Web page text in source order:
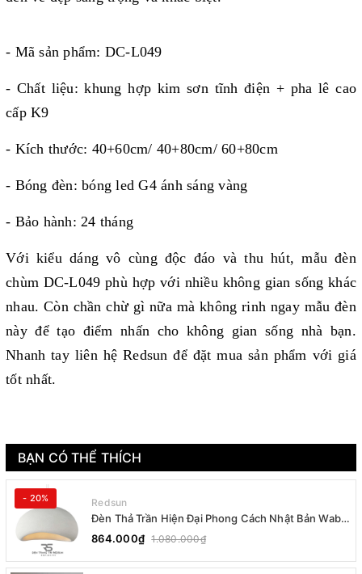
- Mã sản phẩm: DC-L049
- Chất liệu: khung hợp kim sơn tĩnh điện + pha lê cao
cấp K9
- Kích thước: 40+60cm/ 40+80cm/ 60+80cm
- Bóng đèn: bóng led G4 ánh sáng vàng
- Bảo hành: 24 tháng
Với kiểu dáng vô cùng độc đáo và thu hút, mẫu đèn
chùm DC-L049 phù hợp với nhiều không gian sống khác
nhau. Còn chần chừ gì nữa mà không rinh ngay mẫu đèn
này để tạo điểm nhấn cho không gian sống nhà bạn.
Nhanh tay liên hệ Redsun để đặt mua sản phẩm với giá
tốt nhất.
BẠN CÓ THỂ THÍCH
- 20% Redsun
Đèn Thả Trần Hiện Đại Phong Cách Nhật Bản Wabi-
sabi CDT-T036 Dáng B
864.000₫ 1.080.000₫